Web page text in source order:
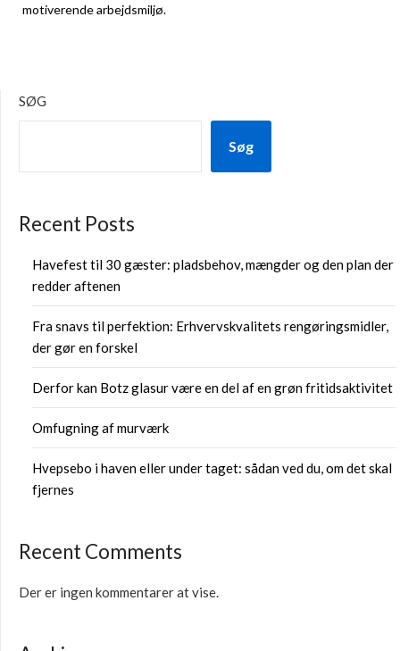
motiverende arbejdsmiljø.
SØG
Søg
Recent Posts
Havefest til 30 gæster: pladsbehov, mængder og den plan der
redder aftenen
Fra snavs til perfektion: Erhvervskvalitets rengøringsmidler,
der gør en forskel
Derfor kan Botz glasur være en del af en grøn fritidsaktivitet
Omfugning af murværk
Hvepsebo i haven eller under taget: sådan ved du, om det skal
fjernes
Recent Comments
Der er ingen kommentarer at vise.